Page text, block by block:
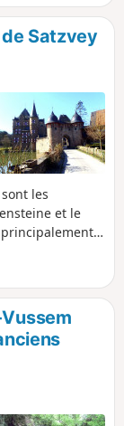
construite par
cet immense
pour la
occupé
belge
a été
et est devenu
non
mais
réflexions
Satzvey
les
et le
principalement